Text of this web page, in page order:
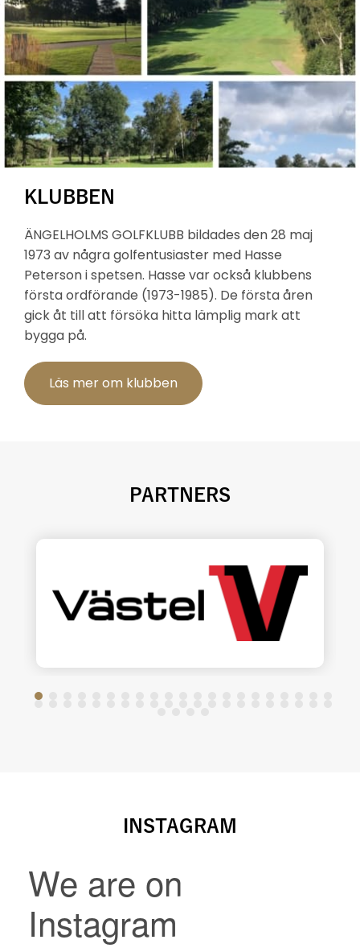
KLUBBEN
ÄNGELHOLMS GOLFKLUBB bildades den 28 maj
1973 av några golfentusiaster med Hasse
Peterson i spetsen. Hasse var också klubbens
första ordförande (1973-1985). De första åren
gick åt till att försöka hitta lämplig mark att
bygga på.
Läs mer om klubben
PARTNERS
INSTAGRAM
We are on
Instagram